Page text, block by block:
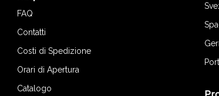
FAQ
Contatti
Costi di Spedizione
Orari di Apertura
Catalogo